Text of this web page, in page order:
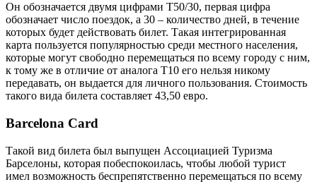
Он обозначается двумя цифрами T50/30, первая цифра
обозначает число поездок, а 30 – количество дней, в течение
которых будет действовать билет. Такая интегрированная
карта пользуется популярностью среди местного населения,
которые могут свободно перемещаться по всему городу с ним,
к тому же в отличие от аналога Т10 его нельзя никому
передавать, он выдается для личного пользования. Стоимость
такого вида билета составляет 43,50 евро.
Barcelona Card
Такой вид билета был выпущен Ассоциацией Туризма
Барселоны, которая побеспокоилась, чтобы любой турист
имел возможность беспрепятственно перемещаться по всему